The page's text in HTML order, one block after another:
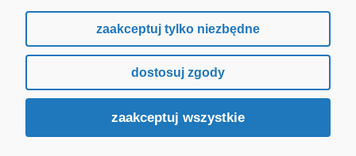
pokaż pełną wersję strony
Sklep internetowy Shoper.pl
zaakceptuj tylko niezbędne
dostosuj zgody
zaakceptuj wszystkie